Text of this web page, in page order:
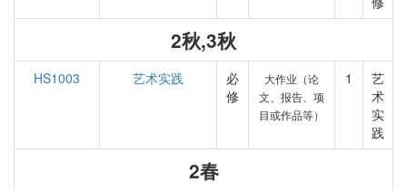
2秋,3秋
HS1003 艺术实践
必
修
大作业（论
文、报告、项
目或作品等）
1
艺
术
实
践
2春